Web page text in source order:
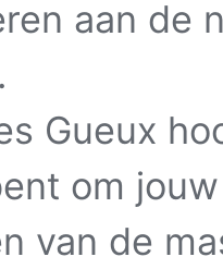
aan de
Gueux
om
van de